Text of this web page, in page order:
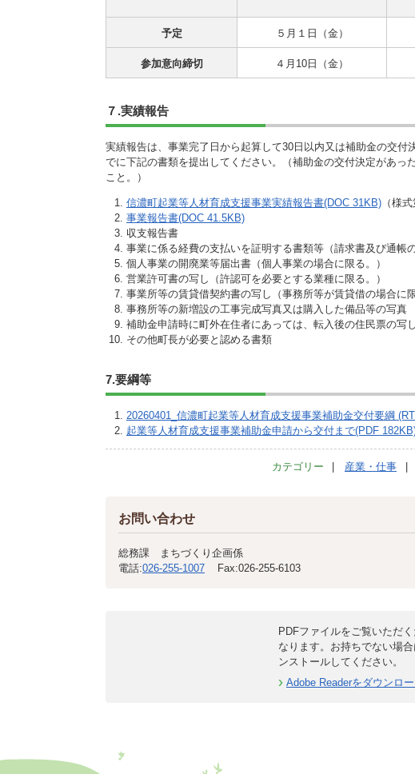
予定 ５月１日（金）
参加意向締切 ４月10日（金）
７.実績報告
実績報告は、事業完了日から起算して30日以内又は補助金の交付
でに下記の書類を提出してください。（補助金の交付決定があっ
こと。）
信濃町起業等人材育成支援事業実績報告書(DOC 31KB) （様
事業報告書(DOC 41.5KB)
収支報告書
事業に係る経費の支払いを証明する書類等（請求書及び通帳
個人事業の開廃業等届出書（個人事業の場合に限る。）
営業許可書の写し（許認可を必要とする業種に限る。）
事業所等の賃貸借契約書の写し（事務所等が賃貸借の場合に限
事務所等の新増設の工事完成写真又は購入した備品等の写真
補助金申請時に町外在住者にあっては、転入後の住民票の写し
その他町長が必要と認める書類
7.要綱等
20260401_信濃町起業等人材育成支援事業補助金交付要綱
起業等人材育成支援事業補助金申請から交付まで(PDF
カテゴリー 産業・仕事
お問い合わせ
総務課 まちづくり企画係
電話:026-255-1007 Fax:026-255-6103
PDFファイルをご覧いただ
なります。お持ちでない場
ンストールしてください。
Adobe Readerをダウンロ